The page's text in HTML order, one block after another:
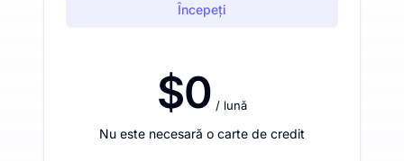
Începeți
$0 / lună
Nu este necesară o carte de credit